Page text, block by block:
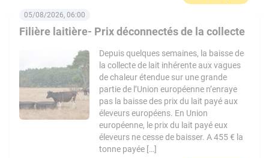
Filière laitière- Prix déconnectés de la collecte
05/08/2026, 06:00
Depuis quelques semaines, la baisse de
la collecte de lait inhérente aux vagues
de chaleur étendue sur une grande
partie de l’Union européenne n’enraye
pas la baisse des prix du lait payé aux
éleveurs européens. En Union
européenne, le prix du lait payé eux
éleveurs ne cesse de baisser. A 455 € la
tonne payée […]